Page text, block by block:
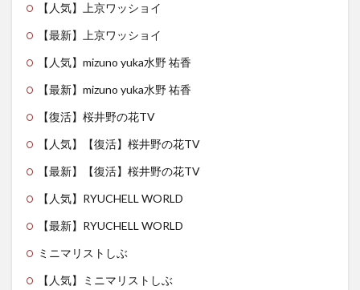
【人気】上京ワッショイ
【最新】上京ワッショイ
【人気】mizuno yuka水野 祐香
【最新】mizuno yuka水野 祐香
【復活】桜井野の花TV
【人気】【復活】桜井野の花TV
【最新】【復活】桜井野の花TV
【人気】RYUCHELL WORLD
【最新】RYUCHELL WORLD
ミニマリストしぶ
【人気】ミニマリストしぶ